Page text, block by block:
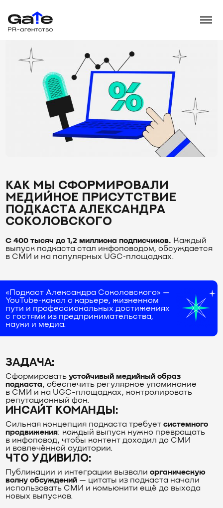
Главная ∖Кейсы Подкаст Александра Соколовского
КАК МЫ СФОРМИРОВАЛИ
МЕДИЙНОЕ ПРИСУТСТВИЕ
ПОДКАСТА АЛЕКСАНДРА
СОКОЛОВСКОГО
С 400 тысяч до 1,2 миллиона подписчиков. Каждый
выпуск подкаста стал инфоповодом, обсуждается
в СМИ и на популярных UGC‑площадках.
«Подкаст Александра Соколовского» —
YouTube‑канал о карьере, жизненном
пути и профессиональных достижениях
с гостями из предпринимательства,
науки и медиа.
ЗАДАЧА:
Сформироватьустойчивый медийный образ
подкаста, обеспечить регулярное упоминание
в СМИ и на UGC-площадках, контролировать
репутационный фон.
ИНСАЙТ КОМАНДЫ:
Сильная концепция подкаста требуетсистемного
продвижения: каждый выпуск нужно превращать
в инфоповод, чтобы контент доходил до СМИ
и вовлечённой аудитории.
ЧТО УДИВИЛО:
Публикации и интеграции вызвалиорганическую
волну обсуждений — цитаты из подкаста начали
использовать СМИ и комьюнити ещё до выхода
новых выпусков.